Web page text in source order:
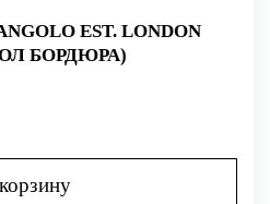
EST. LONDON
БОРДЮРА)